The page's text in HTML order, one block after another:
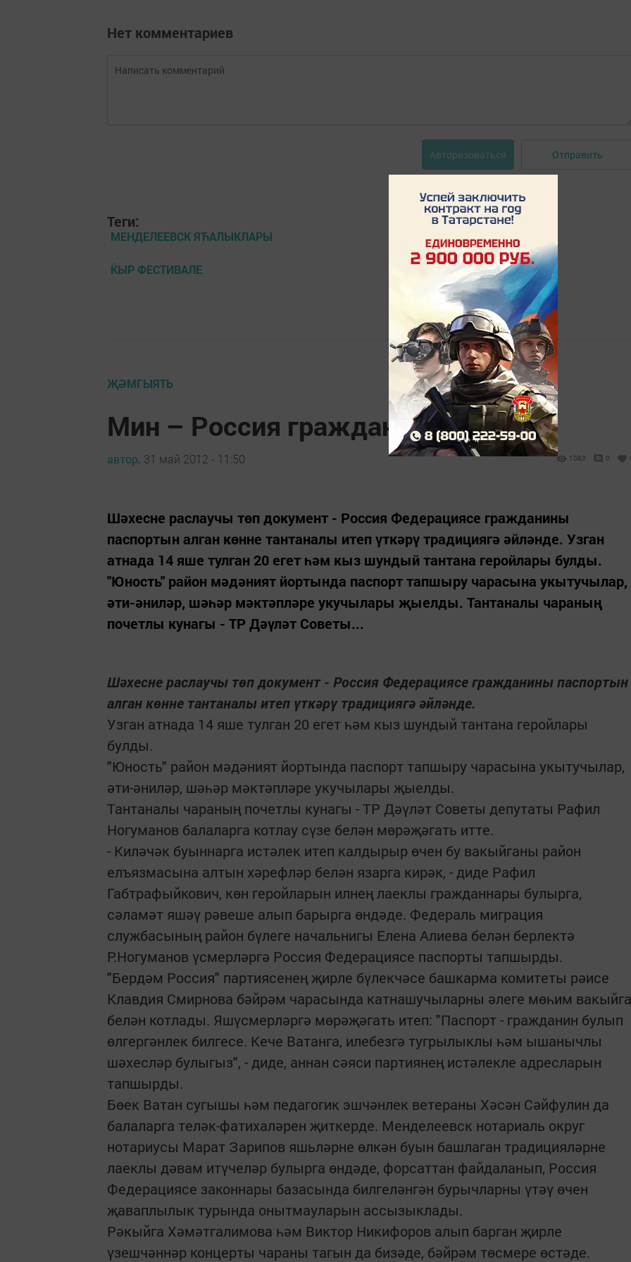
Нет комментариев
Авторизоваться Отправить
Теги:
МЕНДЕЛЕЕВСК ЯЋАЛЫКЛАРЫ
ЌЫР ФЕСТИВАЛЕ
ҖӘМГЫЯТЬ
Мин – Россия гражданины
автор, 31 май 2012 - 11:50 1083 0
Шәхесне раслаучы төп документ - Россия Федерациясе гражданины
паспортын алган көнне тантаналы итеп үткәрү традициягә әйләнде. Узган
атнада 14 яше тулган 20 егет һәм кыз шундый тантана геройлары булды.
"Юность" район мәдәният йортында паспорт тапшыру чарасына укытучылар,
әти-әниләр, шәһәр мәктәпләре укучылары җыелды. Тантаналы чараның
почетлы кунагы - ТР Дәүләт Советы...
Шәхесне раслаучы төп документ - Россия Федерациясе гражданины паспортын
алган көнне тантаналы итеп үткәрү традициягә әйләнде.
Узган атнада 14 яше тулган 20 егет һәм кыз шундый тантана геройлары
булды.
"Юность" район мәдәният йортында паспорт тапшыру чарасына укытучылар,
әти-әниләр, шәһәр мәктәпләре укучылары җыелды.
Тантаналы чараның почетлы кунагы - ТР Дәүләт Советы депутаты Рафил
Ногуманов балаларга котлау сүзе белән мөрәҗәгать итте.
- Киләчәк буыннарга истәлек итеп калдырыр өчен бу вакыйганы район
елъязмасына алтын хәрефләр белән язарга кирәк, - диде Рафил
Габтрафыйкович, көн геройларын илнең лаеклы гражданнары булырга,
сәламәт яшәү рәвеше алып барырга өндәде. Федераль миграция
службасының район бүлеге начальнигы Елена Алиева белән берлектә
Р.Ногуманов үсмерләргә Россия Федерациясе паспорты тапшырды.
"Бердәм Россия" партиясенең җирле бүлекчәсе башкарма комитеты рәисе
Клавдия Смирнова бәйрәм чарасында катнашучыларны әлеге мөһим вакыйга
белән котлады. Яшүсмерләргә мөрәҗәгать итеп: "Паспорт - гражданин булып
өлгергәнлек билгесе. Кече Ватанга, илебезгә тугрылыклы һәм ышанычлы
шәхесләр булыгыз", - диде, аннан сәяси партиянең истәлекле адресларын
тапшырды.
Бөек Ватан сугышы һәм педагогик эшчәнлек ветераны Хәсән Сәйфулин да
балаларга теләк-фатихаләрен җиткерде. Менделеевск нотариаль округ
нотариусы Марат Зарипов яшьләрне өлкән буын башлаган традицияләрне
лаеклы дәвам итүчеләр булырга өндәде, форсаттан файдаланып, Россия
Федерациясе законнары базасында билгеләнгән бурычларны үтәү өчен
җаваплылык турында онытмауларын ассызыклады.
Рәкыйга Хәмәтгалимова һәм Виктор Никифоров алып барган җирле
үзешчәннәр концерты чараны тагын да бизәде, бәйрәм төсмере өстәде.